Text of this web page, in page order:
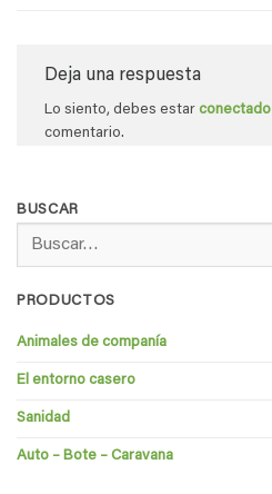
Deja una respuesta
Lo siento, debes estar conectado
comentario.
BUSCAR
por:
PRODUCTOS
Animales de companía
El entorno casero
Sanidad
Auto – Bote – Caravana